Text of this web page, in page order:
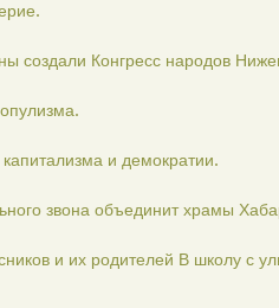
создали Конгресс народов
и демократии.
звона объединит храмы
и их родителей В школу с